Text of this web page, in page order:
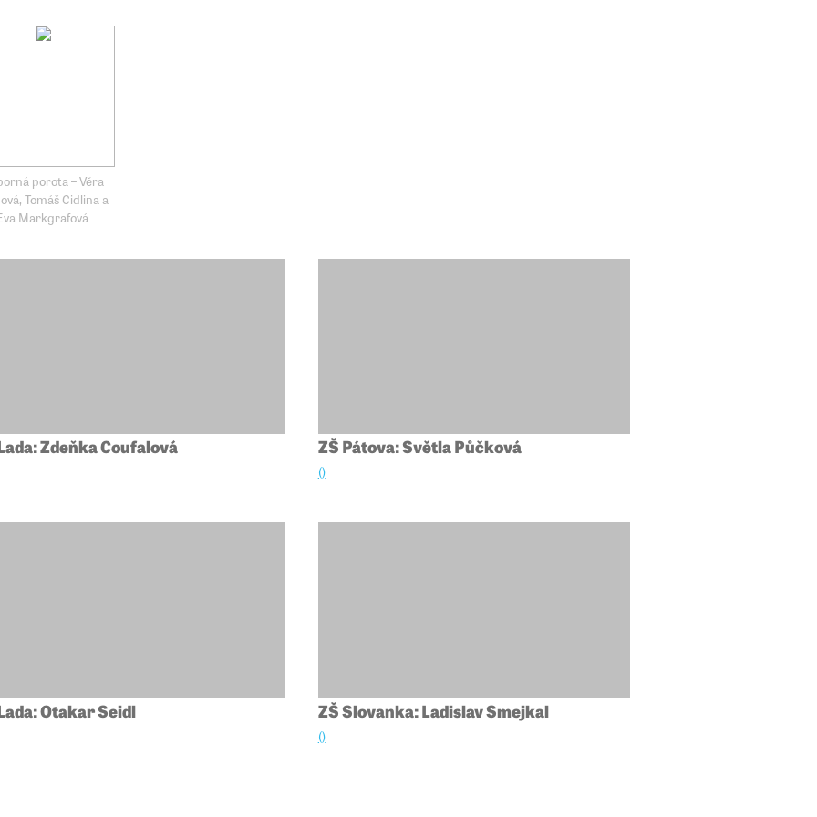
porota – Věra
Tomáš Cidlina a
Markgrafová
Zdeňka Coufalová ZŠ Pátova: Světla Půčková
()
Otakar Seidl ZŠ Slovanka: Ladislav Smejkal
()